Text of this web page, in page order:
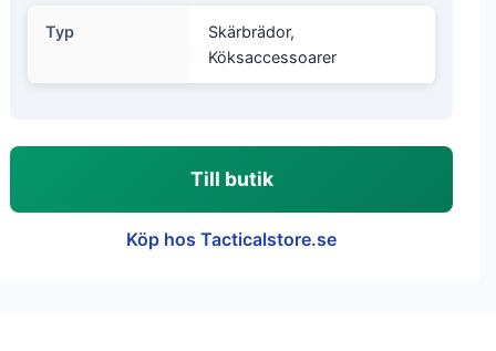
Typ
Skärbrädor,
Köksaccessoarer
Till butik
Köp hos Tacticalstore.se